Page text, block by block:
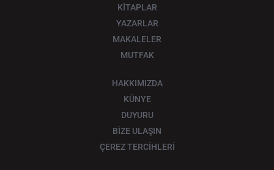
KİTAPLAR
YAZARLAR
MAKALELER
MUTFAK
HAKKIMIZDA
KÜNYE
DUYURU
BİZE ULAŞIN
ÇEREZ TERCİHLERİ